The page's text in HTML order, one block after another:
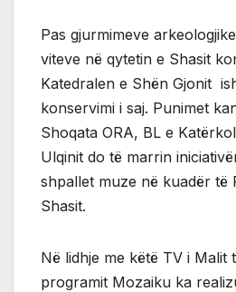
Pas gjurmimeve
viteve në qytetin e Shasit
Katedralen e Shën Gjonit
konservimi i saj. Punimet
Shoqata ORA, BL e
Ulqinit do të marrin
shpallet muze në kuadër të
Shasit.
Në lidhje me këtë TV i Malit
programit Mozaiku ka